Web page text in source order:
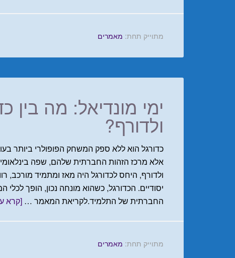
מתוייק תחת: מאמרים
ימי מונדיאל: מה בין
ולדורף?
כדורגל הוא ללא ספק המשחק הפופולרי ביותר
אלא מרכז הזהות החברתית שלהם, שפה
ולדורף, היחס לכדורגל היה מאז ומתמיד מורכב,
יסודיים. הכדורגל, כשהוא מונחה נכון, הופך
החברתית של התלמיד.לקריאת המאמר … [קרא
מתוייק תחת: מאמרים